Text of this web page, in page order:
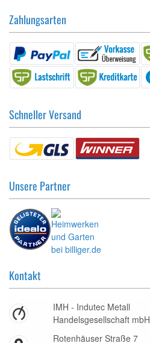
Zahlungsarten
Schneller Versand
Unsere Partner
Kontakt
IMH - Indutec Metall
Handelsgesellschaft mbH
Rotenhäuser Straße 7